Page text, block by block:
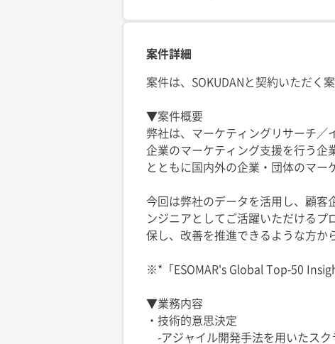
案件詳細
案件は、SOKUDANと契約いただく
▼案件概要
弊社は、マーケティングリサーチ
企業のマーケティング支援を行う企
とともに国内外の企業・団体のマー
今回は弊社のデータを活用し、顧客
ンジニアとしてご活躍いただける
保し、改善を推進できるような方か
※*「ESOMAR's Global Top-50
▼業務内容
・技術的意思決定
-アジャイル開発手法を用いたスク